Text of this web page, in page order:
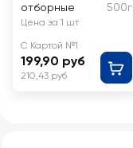
отборные
500г
Цена за 1 шт
С Картой №1
199,90 руб
210,43 руб